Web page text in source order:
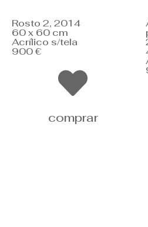
Rosto 2, 2014
60 x 60 cm
Acrílico s/tela
900 €
comprar